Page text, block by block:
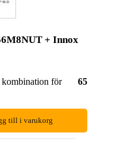
+ Innox
kombination för 65,00 kr
till i varukorg